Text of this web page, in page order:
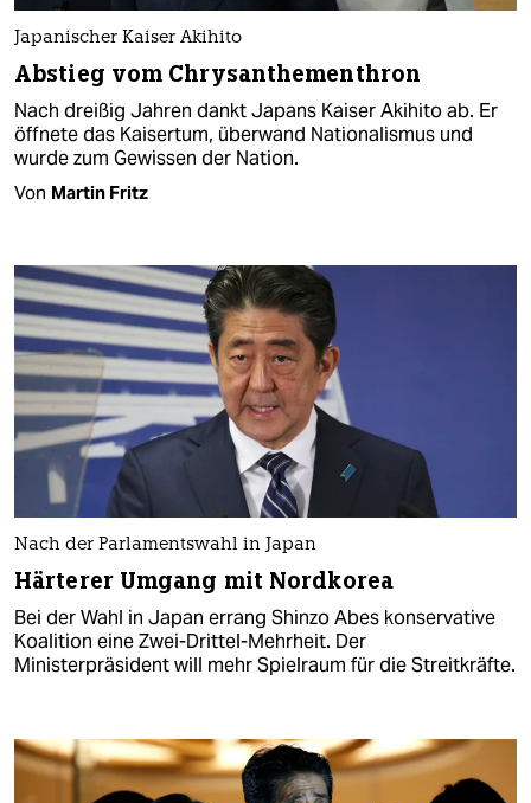
Japanischer Kaiser Akihito
Abstieg vom Chrysanthementhron
Nach dreißig Jahren dankt Japans Kaiser Akihito ab. Er
öffnete das Kaisertum, überwand Nationalismus und
wurde zum Gewissen der Nation.
Von Martin Fritz
Nach der Parlamentswahl in Japan
Härterer Umgang mit Nordkorea
Bei der Wahl in Japan errang Shinzo Abes konservative
Koalition eine Zwei-Drittel-Mehrheit. Der
Ministerpräsident will mehr Spielraum für die Streitkräfte.